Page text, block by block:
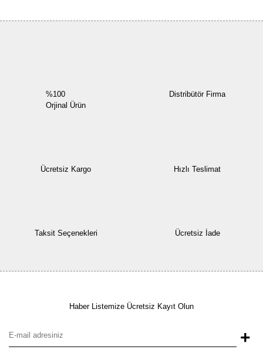
%100
Orjinal Ürün
Distribütör Firma
Ücretsiz Kargo Hızlı Teslimat
Taksit Seçenekleri Ücretsiz İade
Haber Listemize Ücretsiz Kayıt Olun
+